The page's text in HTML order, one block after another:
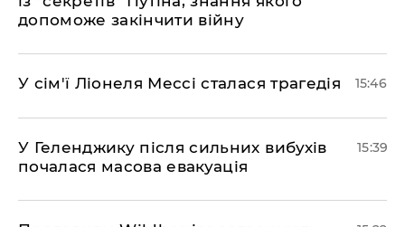
допоможе закінчити війну
У сім'ї Ліонеля Мессі сталася трагедія 15:46
У Геленджику після сильних вибухів
почалася масова евакуація
15:39